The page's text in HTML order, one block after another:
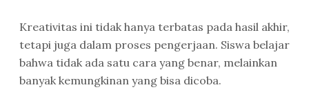
Kreativitas ini tidak hanya terbatas pada hasil akhir,
tetapi juga dalam proses pengerjaan. Siswa belajar
bahwa tidak ada satu cara yang benar, melainkan
banyak kemungkinan yang bisa dicoba.